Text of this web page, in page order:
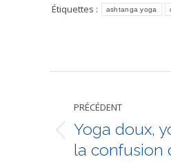
Étiquettes :
ashtanga yoga
article
PRÉCÉDENT
Article
précédent
Yoga doux,
la confusion